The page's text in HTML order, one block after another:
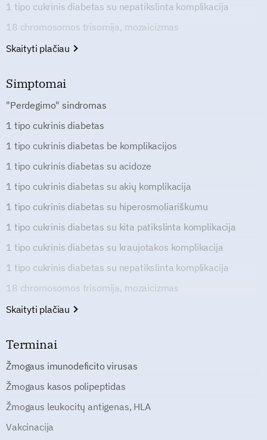
1 tipo cukrinis diabetas su nepatikslinta komplikacija
18 chromosomos trisomija, mozaicizmas
Skaityti plačiau
Simptomai
"Perdegimo" sindromas
1 tipo cukrinis diabetas
1 tipo cukrinis diabetas be komplikacijos
1 tipo cukrinis diabetas su acidoze
1 tipo cukrinis diabetas su akių komplikacija
1 tipo cukrinis diabetas su hiperosmoliariškumu
1 tipo cukrinis diabetas su kita patikslinta komplikacija
1 tipo cukrinis diabetas su kraujotakos komplikacija
1 tipo cukrinis diabetas su nepatikslinta komplikacija
18 chromosomos trisomija, mozaicizmas
Skaityti plačiau
Terminai
Žmogaus imunodeficito virusas
Žmogaus kasos polipeptidas
Žmogaus leukocitų antigenas, HLA
Vakcinacija